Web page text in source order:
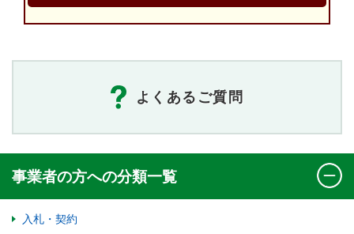
よくあるご質問
事業者の方への分類一覧
入札・契約